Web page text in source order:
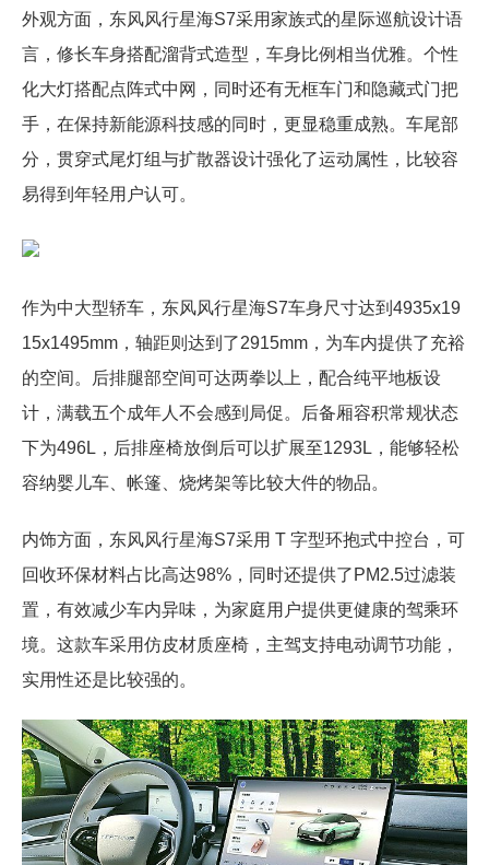
外观方面，东风风行星海S7采用家族式的星际巡航设计语
言，修长车身搭配溜背式造型，车身比例相当优雅。个性
化大灯搭配点阵式中网，同时还有无框车门和隐藏式门把
手，在保持新能源科技感的同时，更显稳重成熟。车尾部
分，贯穿式尾灯组与扩散器设计强化了运动属性，比较容
易得到年轻用户认可。
作为中大型轿车，东风风行星海S7车身尺寸达到4935x19
15x1495mm，轴距则达到了2915mm，为车内提供了充裕
的空间。后排腿部空间可达两拳以上，配合纯平地板设
计，满载五个成年人不会感到局促。后备厢容积常规状态
下为496L，后排座椅放倒后可以扩展至1293L，能够轻松
容纳婴儿车、帐篷、烧烤架等比较大件的物品。
内饰方面，东风风行星海S7采用 T 字型环抱式中控台，可
回收环保材料占比高达98%，同时还提供了PM2.5过滤装
置，有效减少车内异味，为家庭用户提供更健康的驾乘环
境。这款车采用仿皮材质座椅，主驾支持电动调节功能，
实用性还是比较强的。